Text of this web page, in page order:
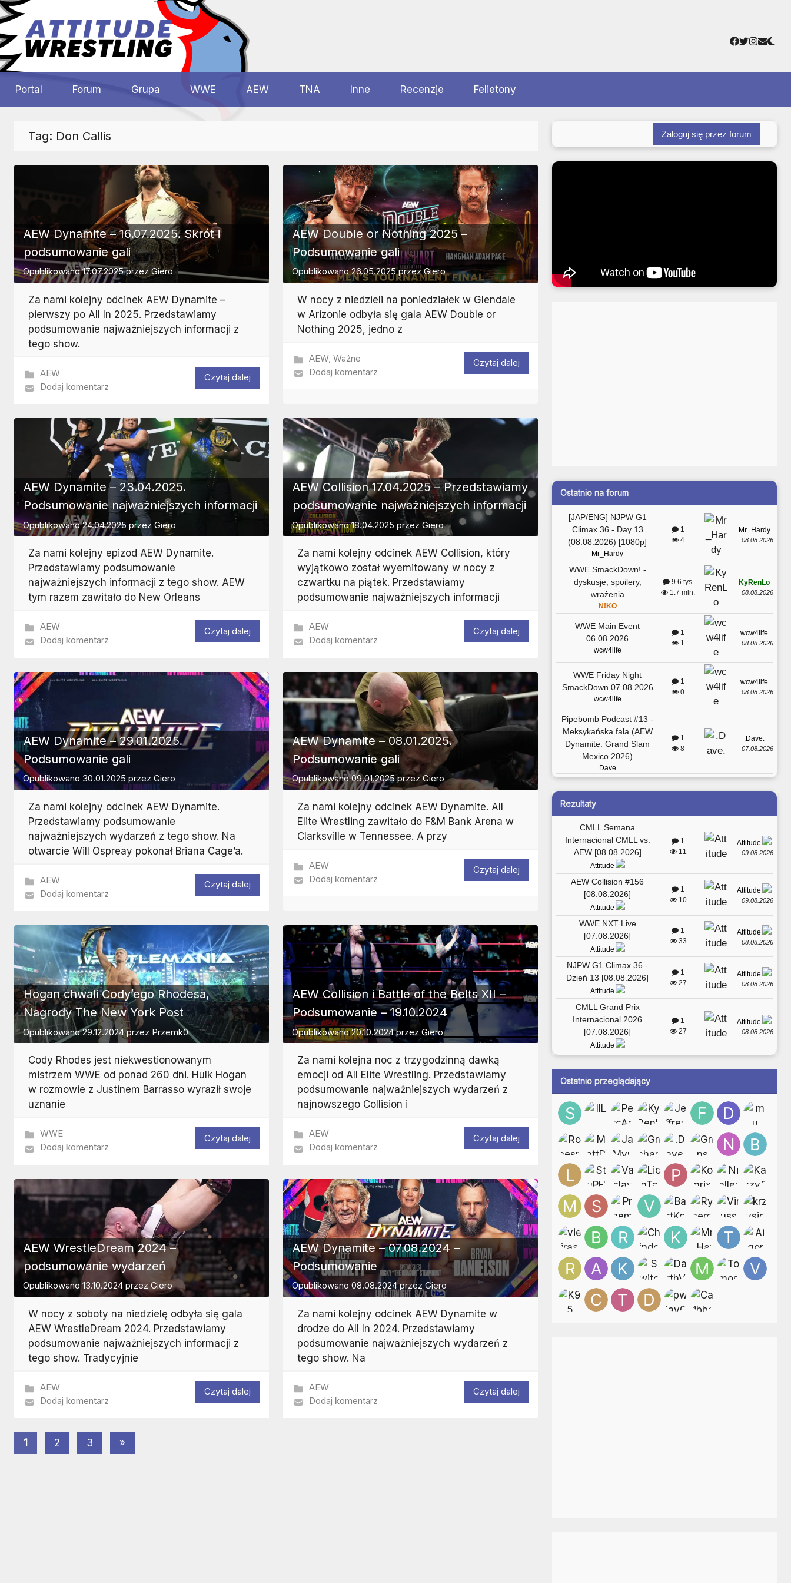
Przejdź
do
treści
Wrestling
Polska
Wrestlingu
Facebook
Twitter
Adres
Portal Forum Grupa WWE AEW TNA Inne Recenzje Felietony
Tag: Don Callis
AEW Dynamite – 16.07.2025. Skrót i
podsumowanie gali
Opublikowano17.07.2025przezGiero
Za nami kolejny odcinek AEW Dynamite –
pierwszy po All In 2025. Przedstawiamy
podsumowanie najważniejszych informacji z
tego show.
AEW
Dodaj komentarz
Czytaj dalej
AEW Double or Nothing 2025 –
Podsumowanie gali
Opublikowano26.05.2025przezGiero
W nocy z niedzieli na poniedziałek w Glendale
w Arizonie odbyła się gala AEW Double or
Nothing 2025, jedno z
AEW, Ważne
Dodaj komentarz
Czytaj dalej
AEW Dynamite – 23.04.2025.
Podsumowanie najważniejszych informacji
Opublikowano24.04.2025przez Giero
Za nami kolejny epizod AEW Dynamite.
Przedstawiamy podsumowanie
najważniejszych informacji z tego show. AEW
tym razem zawitało do New Orleans
AEW
Dodaj komentarz
Czytaj dalej
AEW Collision 17.04.2025 – Przedstawiamy
podsumowanie najważniejszych informacji
Opublikowano18.04.2025 przezGiero
Za nami kolejny odcinek AEW Collision, który
wyjątkowo został wyemitowany w nocy z
czwartku na piątek. Przedstawiamy
podsumowanie najważniejszych informacji
AEW
Dodaj komentarz
Czytaj dalej
AEW Dynamite – 29.01.2025.
Podsumowanie gali
Opublikowano 30.01.2025 przez Giero
Za nami kolejny odcinek AEW Dynamite.
Przedstawiamy podsumowanie
najważniejszych wydarzeń z tego show. Na
otwarcie Will Ospreay pokonał Briana Cage’a.
AEW
Dodaj komentarz
Czytaj dalej
AEW Dynamite – 08.01.2025.
Podsumowanie gali
Opublikowano09.01.2025przezGiero
Za nami kolejny odcinek AEW Dynamite. All
Elite Wrestling zawitało do F&M Bank Arena w
Clarksville w Tennessee. A przy
AEW
Dodaj komentarz
Czytaj dalej
Hogan chwali Cody’ego Rhodesa,
Nagrody The New York Post
Opublikowano29.12.2024przez Przemk0
Cody Rhodes jest niekwestionowanym
mistrzem WWE od ponad 260 dni. Hulk Hogan
w rozmowie z Justinem Barrasso wyraził swoje
uznanie
WWE
Dodaj komentarz
Czytaj dalej
AEW Collision i Battle of the Belts XII –
Podsumowanie – 19.10.2024
Opublikowano20.10.2024przezGiero
Za nami kolejna noc z trzygodzinną dawką
emocji od All Elite Wrestling. Przedstawiamy
podsumowanie najważniejszych wydarzeń z
najnowszego Collision i
AEW
Dodaj komentarz
Czytaj dalej
AEW WrestleDream 2024 –
podsumowanie wydarzeń
Opublikowano13.10.2024 przez Giero
W nocy z soboty na niedzielę odbyła się gala
AEW WrestleDream 2024. Przedstawiamy
podsumowanie najważniejszych informacji z
tego show. Tradycyjnie
AEW
Dodaj komentarz
Czytaj dalej
AEW Dynamite – 07.08.2024 –
Podsumowanie
Opublikowano08.08.2024przezGiero
Za nami kolejny odcinek AEW Dynamite w
drodze do All In 2024. Przedstawiamy
podsumowanie najważniejszych wydarzeń z
tego show. Na
AEW
Dodaj komentarz
Czytaj dalej
Stronicowanie
1 2 3
Następne
wpisy
»
Zaloguj się przez forum
Ostatnio na forum
[JAP/ENG] NJPW G1
Climax 36 - Day 13
(08.08.2026) [1080p]
Mr_Hardy
1
4
Mr_Hardy
08.08.2026
WWE SmackDown! -
dyskusje, spoilery,
wrażenia
N!KO
9.6 tys.
1.7 mln.
KyRenLo
08.08.2026
WWE Main Event
06.08.2026
wcw4life
1
1
wcw4life
08.08.2026
WWE Friday Night
SmackDown 07.08.2026
wcw4life
1
0
wcw4life
08.08.2026
Pipebomb Podcast #13 -
Meksykańska fala (AEW
Dynamite: Grand Slam
Mexico 2026)
.Dave.
1
8
.Dave.
07.08.2026
Rezultaty
CMLL Semana
Internacional CMLL vs.
AEW [08.08.2026]
Attitude
1
11
Attitude
09.08.2026
AEW Collision #156
[08.08.2026]
Attitude
1
10
Attitude
09.08.2026
WWE NXT Live
[07.08.2026]
Attitude
1
33
Attitude
08.08.2026
NJPW G1 Climax 36 -
Dzień 13 [08.08.2026]
Attitude
1
27
Attitude
08.08.2026
CMLL Grand Prix
Internacional 2026
[07.08.2026]
Attitude
1
27
Attitude
08.08.2026
Ostatnio przeglądający